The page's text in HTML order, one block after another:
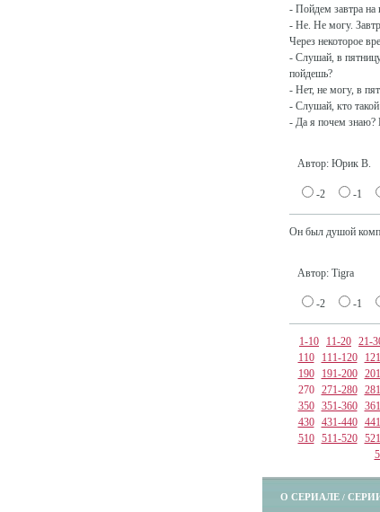
- Пойдем завтра на
- Не. Не могу.
Через некоторое
- Слушай, в
пойдешь?
- Нет, не могу, в
- Слушай, кто
- Да я почем знаю?
Автор: Юрик В.
-2 -1
Он был душой
Автор: Tigra
-2 -1
1-10 11-20 21-
110
111-120
190
191-200
270
271-280
350
351-360
430
431-440
510
511-520
О СЕРИАЛЕ /